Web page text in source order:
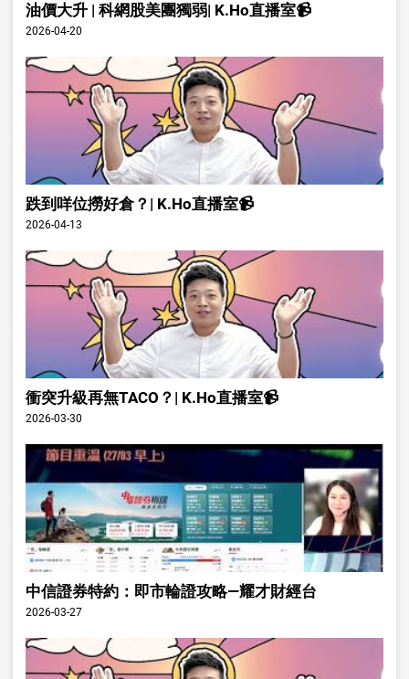
油價大升 | 科網股美團獨弱| K.Ho直播室📹
2026-04-20
跌到咩位撈好倉？| K.Ho直播室📹
2026-04-13
衝突升級再無TACO？| K.Ho直播室📹
2026-03-30
中信證券特約：即市輪證攻略—耀才財經台
2026-03-27